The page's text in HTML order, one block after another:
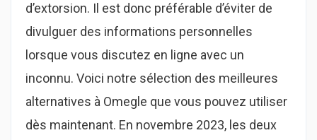
d’extorsion. Il est donc préférable d’éviter de
divulguer des informations personnelles
lorsque vous discutez en ligne avec un
inconnu. Voici notre sélection des meilleures
alternatives à Omegle que vous pouvez utiliser
dès maintenant. En novembre 2023, les deux